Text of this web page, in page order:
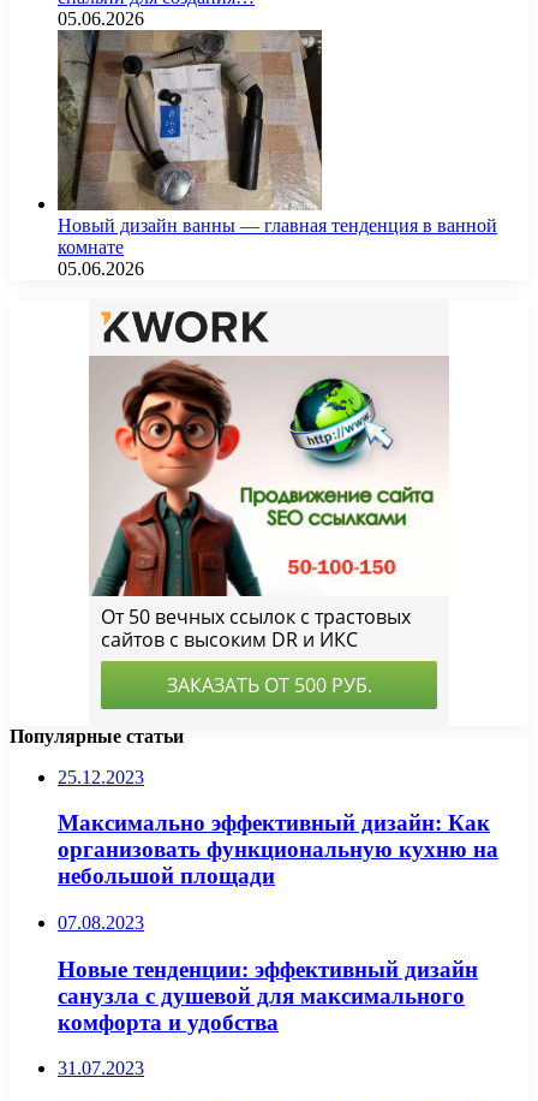
05.06.2026
Новый дизайн ванны — главная тенденция в ванной
комнате
05.06.2026
Популярные статьи
25.12.2023
Максимально эффективный дизайн: Как
организовать функциональную кухню на
небольшой площади
07.08.2023
Новые тенденции: эффективный дизайн
санузла с душевой для максимального
комфорта и удобства
31.07.2023